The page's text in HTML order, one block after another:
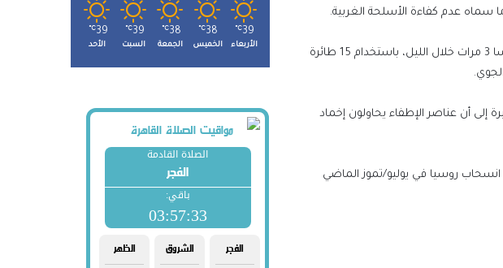
سماه عدم كفاءة الأسلحة الغربية.
وصباح الاثنين، قالت قيادة العمليات الجنوبية في الجيش الأوكراني -عبر تليغرام- إن روسيا هاجمت منطقة أوديسا 3 مرات خلال الليل، باستخدام 15 طائرة
إلى أن عناصر الإطفاء يحاولون إخماد
وتعدّ أوديسا أكبر ميناء وقاعدة بحرية في أوكرانيا، وتتعرض لهجمات متكررة بالصواريخ والطائرات المسيرة بعد انسحاب روسيا‭ ‬في يوليو/تموز الماضي
39
℃
الأربعاء
38
℃
الخميس
38
℃
الجمعة
39
℃
السبت
39
℃
الأحد